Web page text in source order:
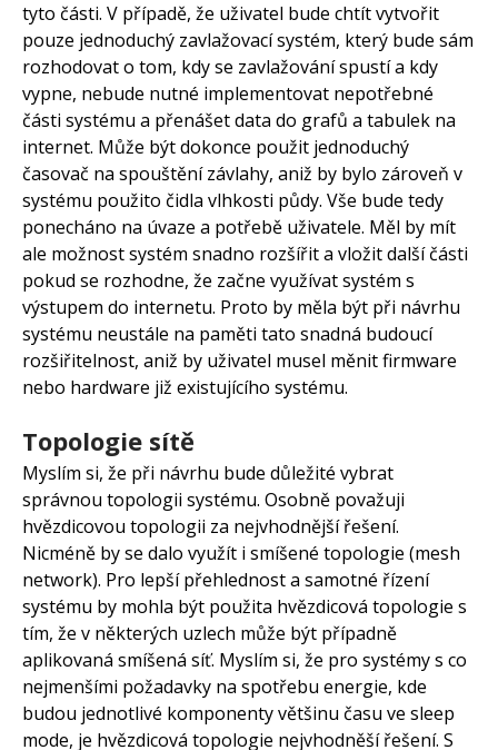
tyto části. V případě, že uživatel bude chtít vytvořit
pouze jednoduchý zavlažovací systém, který bude sám
rozhodovat o tom, kdy se zavlažování spustí a kdy
vypne, nebude nutné implementovat nepotřebné
části systému a přenášet data do grafů a tabulek na
internet. Může být dokonce použit jednoduchý
časovač na spouštění závlahy, aniž by bylo zároveň v
systému použito čidla vlhkosti půdy. Vše bude tedy
ponecháno na úvaze a potřebě uživatele. Měl by mít
ale možnost systém snadno rozšířit a vložit další části
pokud se rozhodne, že začne využívat systém s
výstupem do internetu. Proto by měla být při návrhu
systému neustále na paměti tato snadná budoucí
rozšiřitelnost, aniž by uživatel musel měnit firmware
nebo hardware již existujícího systému.
Topologie sítě
Myslím si, že při návrhu bude důležité vybrat
správnou topologii systému. Osobně považuji
hvězdicovou topologii za nejvhodnější řešení.
Nicméně by se dalo využít i smíšené topologie (mesh
network). Pro lepší přehlednost a samotné řízení
systému by mohla být použita hvězdicová topologie s
tím, že v některých uzlech může být případně
aplikovaná smíšená síť. Myslím si, že pro systémy s co
nejmenšími požadavky na spotřebu energie, kde
budou jednotlivé komponenty většinu času ve sleep
mode, je hvězdicová topologie nejvhodněší řešení. S